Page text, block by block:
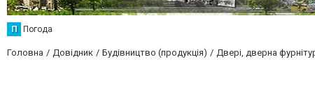
П Погода
Головна Довідник Будівництво (продукція) Двері, дверна